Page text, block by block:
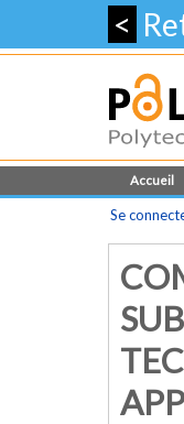
<
Accueil
Se